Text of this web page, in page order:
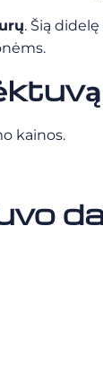
. Šią
kainos.